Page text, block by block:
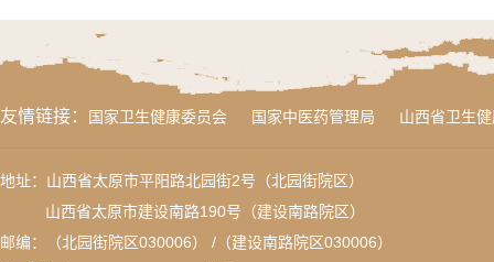
友情链接： 国家卫生健康委员会 国家中医药管理局 山西省卫生
地址：山西省太原市平阳路北园街2号（北园街院区）
山西省太原市建设南路190号（建设南路院区）
邮编：（北园街院区030006） /（建设南路院区030006）